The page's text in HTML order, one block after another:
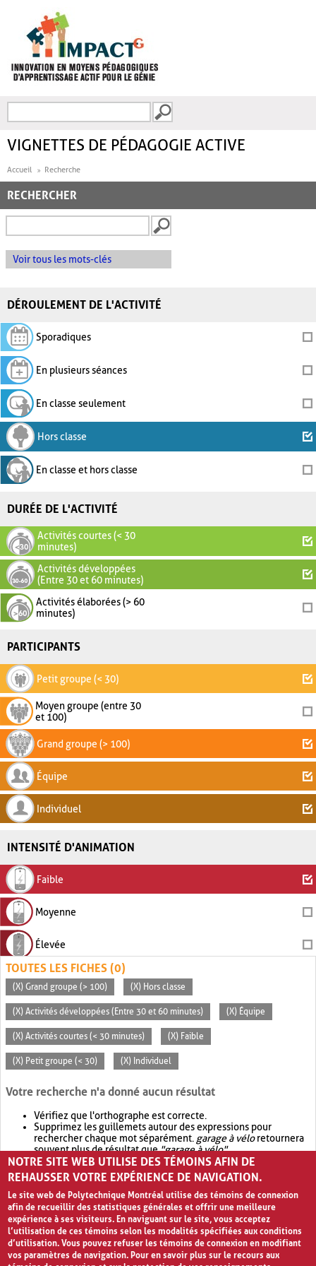
FORMULAIRE DE
VIGNETTES DE PÉDAGOGIE ACTIVE
Accueil Recherche
RECHERCHER
Voir tous les mots-clés
DÉROULEMENT DE L'ACTIVITÉ
Sporadiques
En plusieurs séances
En classe seulement
Hors classe
En classe et hors classe
DURÉE DE L'ACTIVITÉ
Activités courtes (< 30
minutes)
Activités développées
(Entre 30 et 60 minutes)
Activités élaborées (> 60
minutes)
PARTICIPANTS
Petit groupe (< 30)
Moyen groupe (entre 30
et 100)
Grand groupe (> 100)
Équipe
Individuel
INTENSITÉ D'ANIMATION
Faible
Moyenne
Élevée
TOUTES LES FICHES (0)
(X) Grand groupe (> 100) (X) Hors classe
(X) Activités développées (Entre 30 et 60 minutes) (X) Équipe
(X) Activités courtes (< 30 minutes) (X) Faible
(X) Petit groupe (< 30) (X) Individuel
Votre recherche n'a donné aucun résultat
Vérifiez que l'orthographe est correcte.
Supprimez les guillemets autour des expressions pour
rechercher chaque mot séparément. garage à véloretournera
souvent plus de résultat que"garage à vélo".
Envisagez d'élargir votre recherche avec OR.garage OR vélo
retournera souvent plus de résultat quegarage à vélo
NOTRE SITE WEB UTILISE DES TÉMOINS AFIN DE
REHAUSSER VOTRE EXPÉRIENCE DE NAVIGATION.
Le site web de Polytechnique Montréal utilise des témoins de connexion
afin de recueillir des statistiques générales et offrir une meilleure
expérience à ses visiteurs. En naviguant sur le site, vous acceptez
l’utilisation de ces témoins selon les modalités spécifiées aux conditions
d’utilisation. Vous pouvez refuser les témoins de connexion en modifiant
vos paramètres de navigation. Pour en savoir plus sur le recours aux